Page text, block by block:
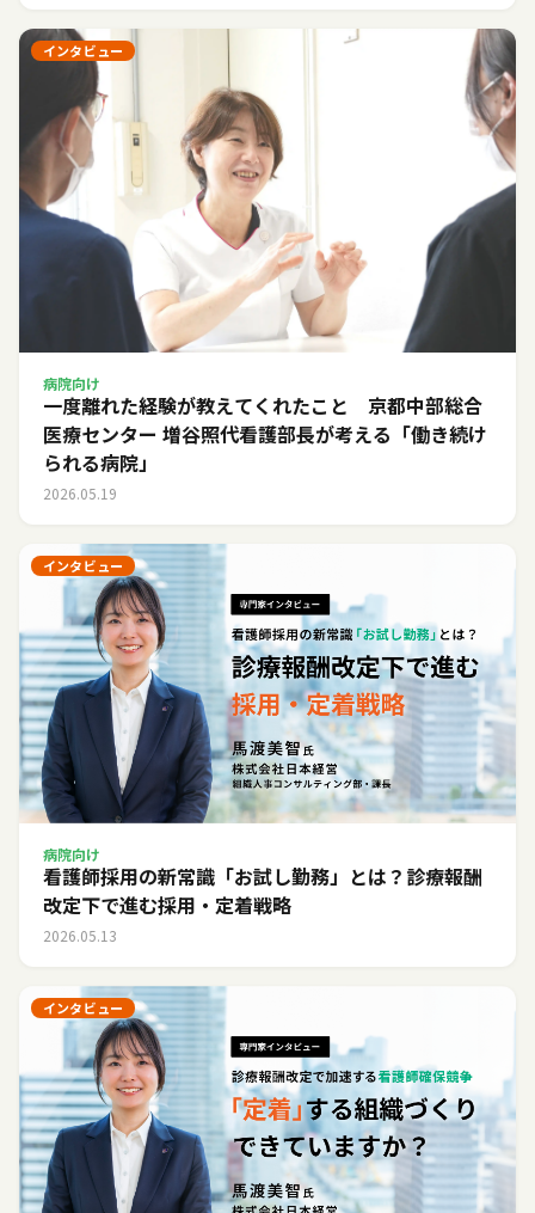
インタビュー
病院向け
一度離れた経験が教えてくれたこと 京都中部総合
医療センター 増谷照代看護部長が考える「働き続け
られる病院」
2026.05.19
インタビュー
病院向け
看護師採用の新常識「お試し勤務」とは？診療報酬
改定下で進む採用・定着戦略
2026.05.13
インタビュー